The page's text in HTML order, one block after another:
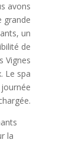
avons
grande
un
de
Vignes
Le spa
la